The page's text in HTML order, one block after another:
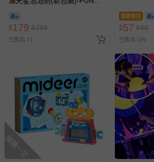
留商品未達活動門檻，將以原價計算，
部分商品依據消費者保護法的規定，不
易於腐敗、保存期限較短或解約時
商品、食品等）。
客製化商品（例如客製生日書、姓
報紙、期刊或雜誌（惟書籍如經拆
新費用）。
經消費者拆封之影音商品或電腦軟
非以有形媒介提供之數位內容或一
$179 $299
已售出 71
即將售完
$57 $80
已售出 189
搶購一空